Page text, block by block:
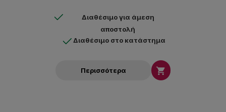
Διαθέσιμο για άμεση
αποστολή
Διαθέσιμο στο κατάστημα
Περισσότερα 